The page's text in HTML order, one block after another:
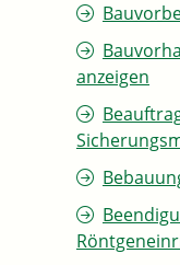
anzeigen